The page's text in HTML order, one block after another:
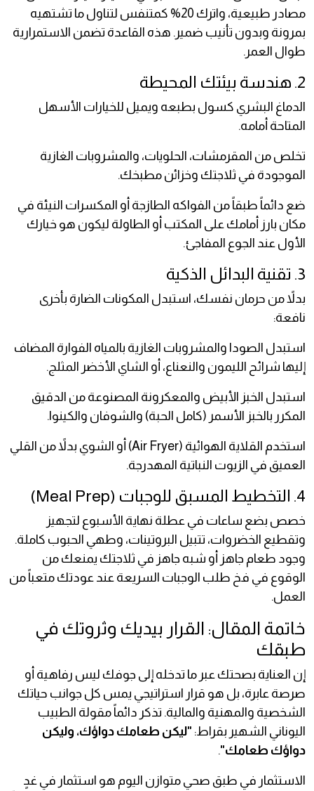
مصادر طبيعية، واترك 20% كمتنفس لتناول ما تشتهيه
بمرونة وبدون تأنيب ضمير. هذه القاعدة تضمن الاستمرارية
طوال العمر.
2. هندسة بيئتك المحيطة
الدماغ البشري كسول بطبعه ويميل للخيارات الأسهل
المتاحة أمامه.
تخلص من المقرمشات، الحلويات، والمشروبات الغازية
الموجودة في ثلاجتك وخزائن مطبخك.
ضع دائماً طبقاً من الفواكه الطازجة أو المكسرات النيئة في
مكان بارز أمامك على المكتب أو الطاولة ليكون هو خيارك
الأول عند الجوع المفاجئ.
3. تقنية البدائل الذكية
بدلاً من حرمان نفسك، استبدل المكونات الضارة بأخرى
نافعة:
استبدل الصودا والمشروبات الغازية بالمياه الفوارة المضاف
إليها شرائح الليمون والنعناع، أو الشاي الأخضر المثلج.
استبدل الخبز الأبيض والمعكرونة المصنوعة من الدقيق
المكرر بالخبز الأسمر (كامل الحبة) والشوفان والكينوا.
استخدم القلاية الهوائية (Air Fryer) أو الشوي بدلاً من القلي
العميق في الزيوت النباتية المهدرجة.
4. التخطيط المسبق للوجبات (Meal Prep)
خصص بضع ساعات في عطلة نهاية الأسبوع لتجهيز
وتقطيع الخضروات، تتبيل البروتينات، وطهي الحبوب كاملة.
وجود طعام جاهز أو شبه جاهز في ثلاجتك يمنعك من
الوقوع في فخ طلب الوجبات السريعة عند عودتك متعباً من
العمل.
خاتمة المقال: القرار بيديك وثروتك في
طبقك
إن العناية بصحتك عبر ما تدخله إلى جوفك ليس رفاهية أو
صرصة عابرة، بل هو قرار استراتيجي يمس كل جوانب حياتك
الشخصية والمهنية والمالية. تذكر دائماً مقولة الطبيب
اليوناني الشهير بقراط: "ليكن طعامك دواؤك، وليكن
دواؤك طعامك".
الاستثمار في طبق صحي متوازن اليوم هو استثمار في غدٍ